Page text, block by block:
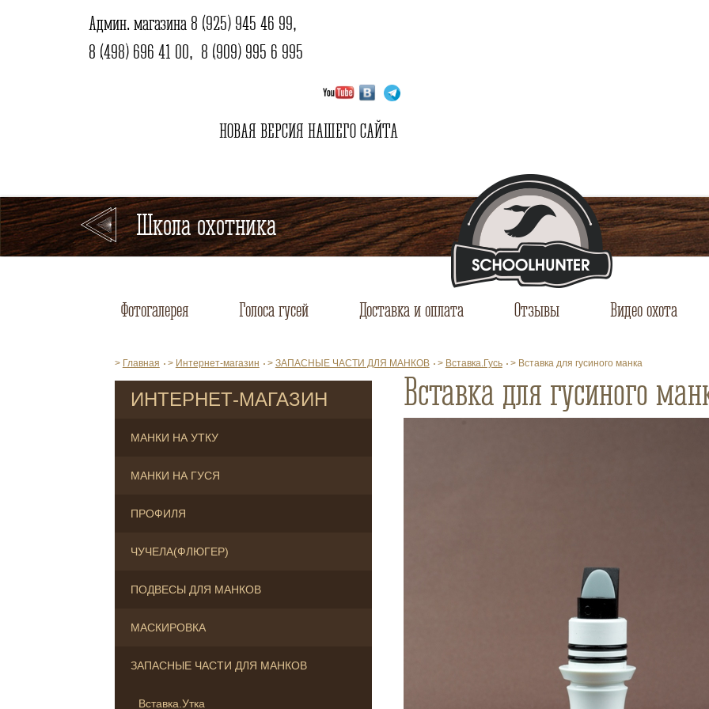
Админ. магазина 8 (925) 945 46 99,
8 (498) 696 41 00, 8 (909) 995 6 995
НОВАЯ ВЕРСИЯ НАШЕГО САЙТА
Школа охотника
Фотогалерея Голоса гусей Доставка и оплата Отзывы Видео охота
> Главная > Интернет-магазин > ЗАПАСНЫЕ ЧАСТИ ДЛЯ МАНКОВ > Вставка.Гусь > Вставка для гусиного манка
ИНТЕРНЕТ-МАГАЗИН
МАНКИ НА УТКУ
МАНКИ НА ГУСЯ
ПРОФИЛЯ
ЧУЧЕЛА(ФЛЮГЕР)
ПОДВЕСЫ ДЛЯ МАНКОВ
МАСКИРОВКА
ЗАПАСНЫЕ ЧАСТИ ДЛЯ МАНКОВ
Вставка.Утка
Вставка для гусиного